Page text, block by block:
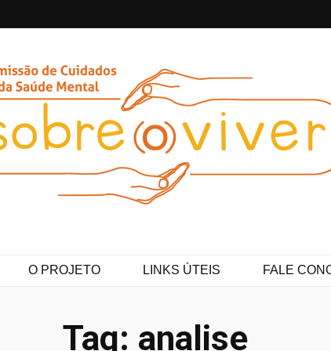
O PROJETO LINKS ÚTEIS FALE
Tag: analise